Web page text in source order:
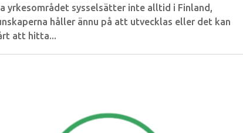
yrkesområdet sysselsätter inte alltid i Finland,
håller ännu på att utvecklas eller det kan
att hitta...